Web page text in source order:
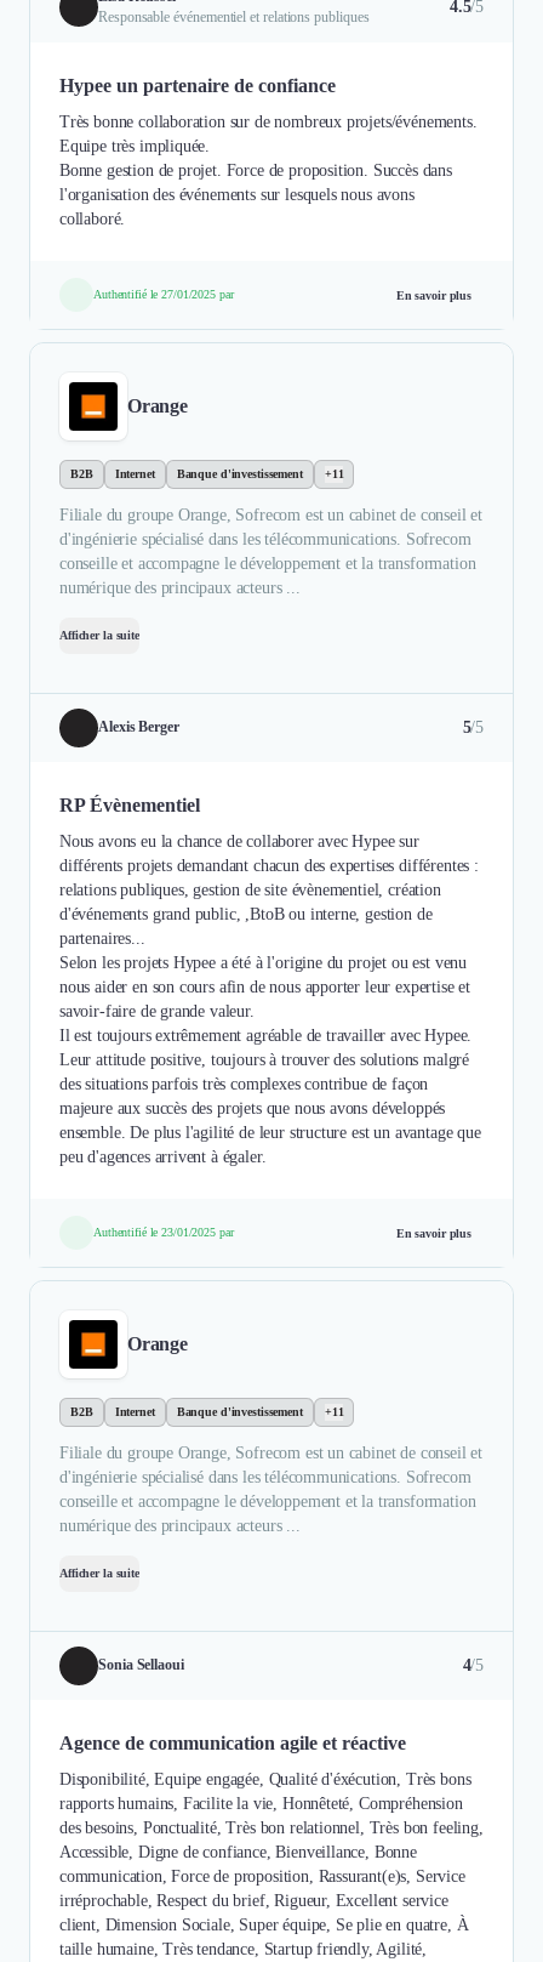
Responsable événementiel et relations publiques
4.5/5
Hypee un partenaire de confiance
Très bonne collaboration sur de nombreux projets/événements.
Equipe très impliquée.
Bonne gestion de projet. Force de proposition. Succès dans
l'organisation des événements sur lesquels nous avons
collaboré.
Authentifié le 27/01/2025 par En savoir plus
Orange
B2B Internet Banque d'investissement +11
Filiale du groupe Orange, Sofrecom est un cabinet de conseil et
d'ingénierie spécialisé dans les télécommunications. Sofrecom
conseille et accompagne le développement et la transformation
numérique des principaux acteurs ...
Afficher la suite
Alexis Berger 5/5
RP Évènementiel
Nous avons eu la chance de collaborer avec Hypee sur
différents projets demandant chacun des expertises différentes :
relations publiques, gestion de site évènementiel, création
d'événements grand public, ,BtoB ou interne, gestion de
partenaires...
Selon les projets Hypee a été à l'origine du projet ou est venu
nous aider en son cours afin de nous apporter leur expertise et
savoir-faire de grande valeur.
Il est toujours extrêmement agréable de travailler avec Hypee.
Leur attitude positive, toujours à trouver des solutions malgré
des situations parfois très complexes contribue de façon
majeure aux succès des projets que nous avons développés
ensemble. De plus l'agilité de leur structure est un avantage que
peu d'agences arrivent à égaler.
Authentifié le 23/01/2025 par En savoir plus
Orange
B2B Internet Banque d'investissement +11
Filiale du groupe Orange, Sofrecom est un cabinet de conseil et
d'ingénierie spécialisé dans les télécommunications. Sofrecom
conseille et accompagne le développement et la transformation
numérique des principaux acteurs ...
Afficher la suite
Sonia Sellaoui 4/5
Agence de communication agile et réactive
Disponibilité, Equipe engagée, Qualité d'éxécution, Très bons
rapports humains, Facilite la vie, Honnêteté, Compréhension
des besoins, Ponctualité, Très bon relationnel, Très bon feeling,
Accessible, Digne de confiance, Bienveillance, Bonne
communication, Force de proposition, Rassurant(e)s, Service
irréprochable, Respect du brief, Rigueur, Excellent service
client, Dimension Sociale, Super équipe, Se plie en quatre, À
taille humaine, Très tendance, Startup friendly, Agilité,